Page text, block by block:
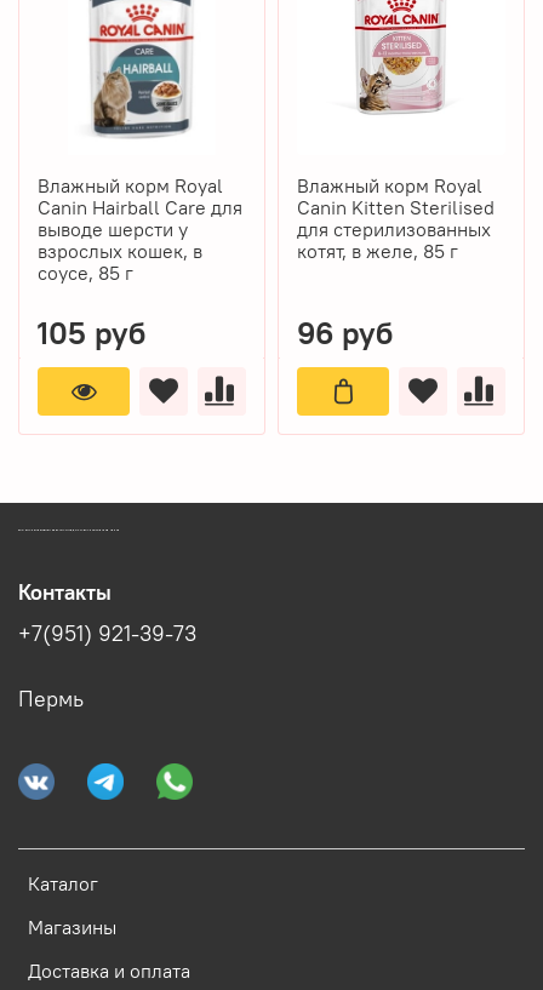
Влажный корм Royal
Canin Hairball Care для
выводе шерсти у
взрослых кошек, в
соусе, 85 г
105 руб
Влажный корм Royal
Canin Kitten Sterilised
для стерилизованных
котят, в желе, 85 г
96 руб
Каталог
Магазины
Доставка и оплата
Контакты
+7(951) 921-39-73
Пермь